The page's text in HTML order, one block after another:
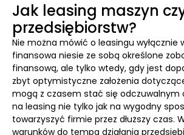
Jak leasing maszyn
przedsiębiorstw?
Nie można mówić o leasingu
finansowa niesie ze sobą określone
finansową, ale tylko wtedy, gdy jest
zbyt optymistyczne założenia
mogą z czasem stać się odczuwalnym
na leasing nie tylko jak na wygodny
towarzyszyć firmie przez dłuższy czas.
warunków do tempa działania